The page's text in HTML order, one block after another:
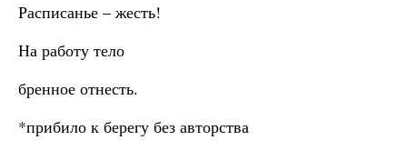
Расписанье – жесть!
На работу тело
бренное отнесть.
*прибило к берегу без авторства